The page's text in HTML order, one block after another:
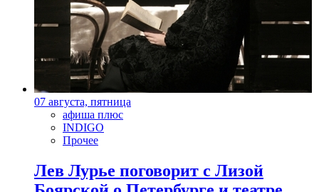
07 августа, пятница
афиша плюс
INDIGO
Прочее
Лев Лурье поговорит с Лизой